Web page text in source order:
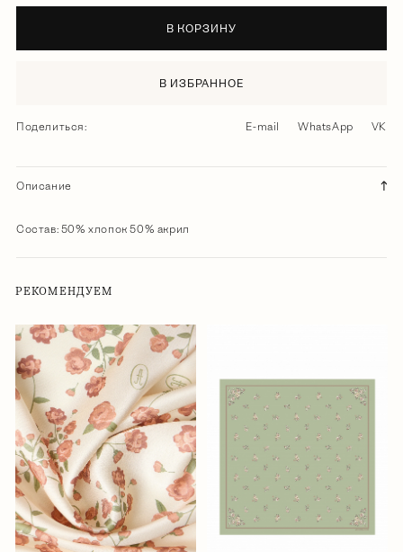
В КОРЗИНУ
В ИЗБРАННОЕ
Поделиться: E-mail WhatsApp VK
Описание
Состав: 50% хлопок 50% акрил
РЕКОМЕНДУЕМ